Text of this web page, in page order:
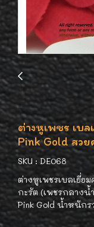
ต่างหูเพชร เบ
Pink Gold สวย
SKU : DE068
ต่างหูเพชรเบลเยี่ย
กะรัต (เพชรกลางน้
Pink Gold น้ำหนัก